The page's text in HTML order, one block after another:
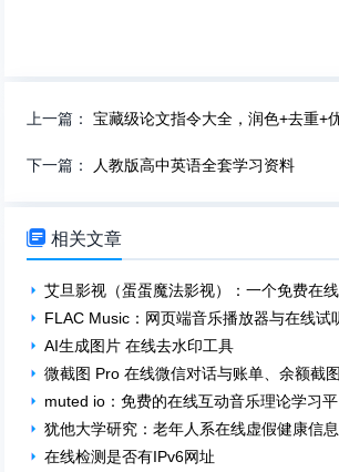
上一篇：宝藏级论文指令大全，润色+去重+
下一篇： 人教版高中英语全套学习资料
 相关文章
艾旦影视（蛋蛋魔法影视）：一个免费在
FLAC Music：网页端音乐播放器与在线试
AI生成图片 在线去水印工具
微截图 Pro 在线微信对话与账单、余额截
muted io：免费的在线互动音乐理论学习
犹他大学研究：老年人系在线虚假健康信
在线检测是否有IPv6网址